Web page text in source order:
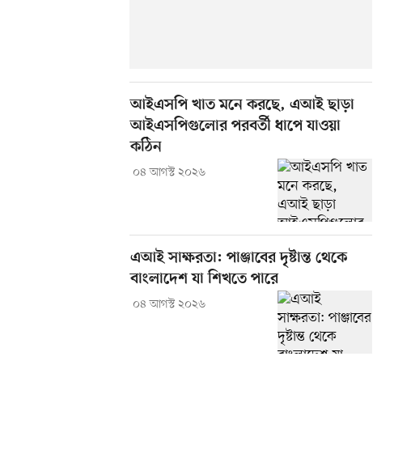
আইএসপি খাত মনে করছে, এআই ছাড়া
আইএসপিগুলোর পরবর্তী ধাপে যাওয়া
কঠিন
০৪ আগস্ট ২০২৬
এআই সাক্ষরতা: পাঞ্জাবের দৃষ্টান্ত থেকে
বাংলাদেশ যা শিখতে পারে
০৪ আগস্ট ২০২৬